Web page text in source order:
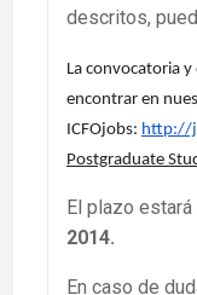
descritos,
La convocatoria
encontrar en
ICFOjobs: http://
Postgraduate
El plazo
2014.
En caso de